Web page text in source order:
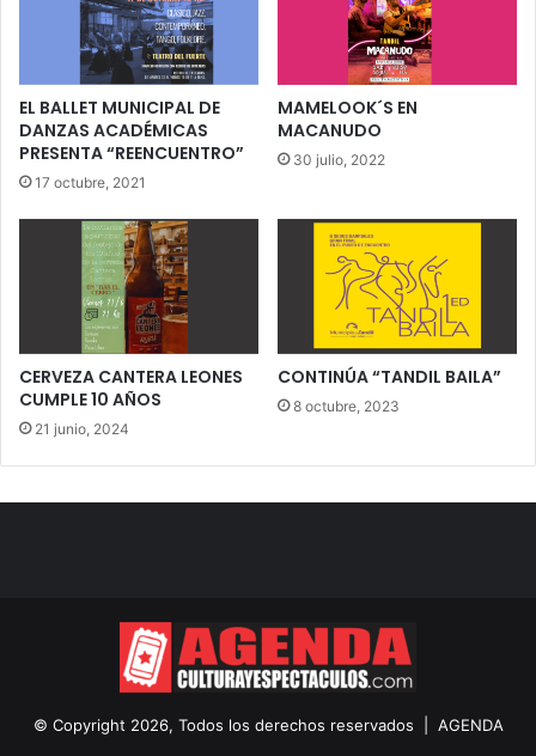
EL BALLET MUNICIPAL DE
DANZAS ACADÉMICAS
PRESENTA “REENCUENTRO”
17 octubre, 2021
MAMELOOK´S EN
MACANUDO
30 julio, 2022
CERVEZA CANTERA LEONES
CUMPLE 10 AÑOS
21 junio, 2024
CONTINÚA “TANDIL BAILA”
8 octubre, 2023
© Copyright 2026, Todos los derechos reservados | AGENDA